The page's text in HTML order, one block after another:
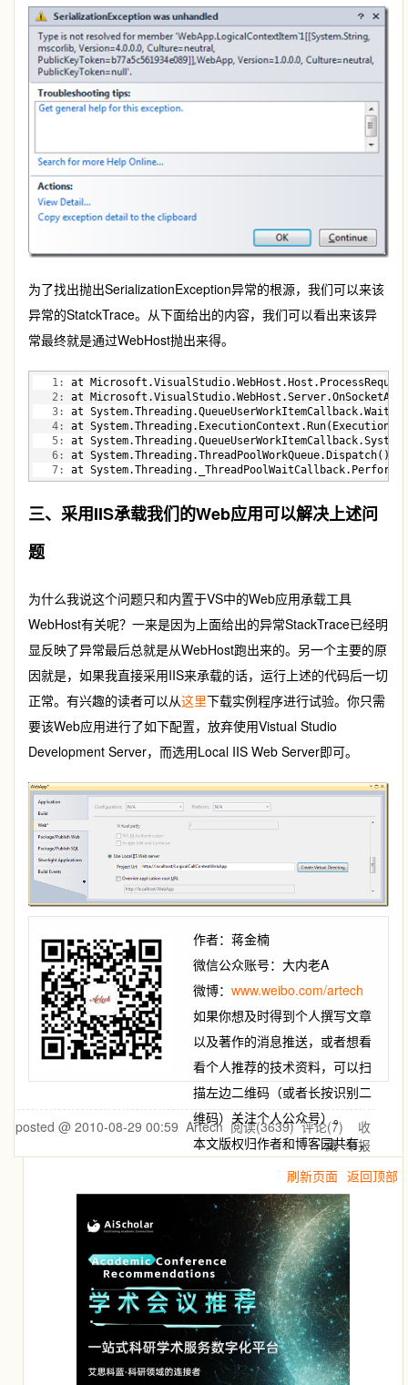
为了找出抛出SerializationException异常的根源，我们可以来该
异常的StatckTrace。从下面给出的内容，我们可以看出来该异
常最终就是通过WebHost抛出来得。
   1:
at
   2:
at
   3:
at
   4:
at
   5:
at
   6:
at System.Threading.ThreadPoolWorkQueue.Dispatch()
   7:
at
三、采用IIS承载我们的Web应用可以解决上述问
题
为什么我说这个问题只和内置于VS中的Web应用承载工具
WebHost有关呢？一来是因为上面给出的异常StackTrace已经明
显反映了异常最后总就是从WebHost跑出来的。另一个主要的原
因就是，如果我直接采用IIS来承载的话，运行上述的代码后一切
正常。有兴趣的读者可以从这里下载实例程序进行试验。你只需
要该Web应用进行了如下配置，放弃使用Vistual Studio
Development Server，而选用Local IIS Web Server即可。
作者：蒋金楠
微信公众账号：大内老A
微博： www.weibo.com/artech
如果你想及时得到个人撰写文章
以及著作的消息推送，或者想看
看个人推荐的技术资料，可以扫
描左边二维码（或者长按识别二
维码）关注个人公众号）。
本文版权归作者和博客园共有，
欢迎转载，但未经作者同意必须
保留此段声明，且在文章页面明
显位置给出原文连接，否则保留
追究法律责任的权利。
posted @ 2010-08-29 00:59 Artech阅读(3639) 评论(7) 收
藏 举报
刷新页面 返回顶部